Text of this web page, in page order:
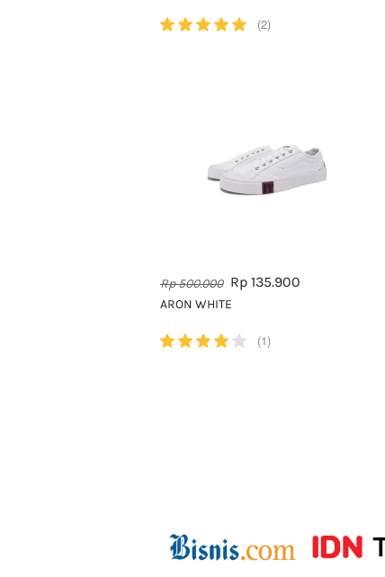
(2)
Rp 500.000 Rp 135.900
ARON WHITE
(1)